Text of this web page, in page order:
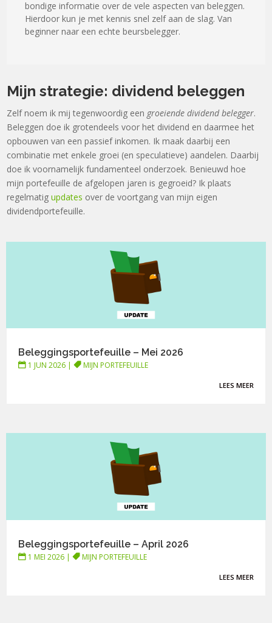
bondige informatie over de vele aspecten van beleggen.
Hierdoor kun je met kennis snel zelf aan de slag. Van
beginner naar een echte beursbelegger.
Mijn strategie: dividend beleggen
Zelf noem ik mij tegenwoordig een groeiende dividend belegger.
Beleggen doe ik grotendeels voor het dividend en daarmee het
opbouwen van een passief inkomen. Ik maak daarbij een
combinatie met enkele groei (en speculatieve) aandelen. Daarbij
doe ik voornamelijk fundamenteel onderzoek. Benieuwd hoe
mijn portefeuille de afgelopen jaren is gegroeid? Ik plaats
regelmatigupdates over de voortgang van mijn eigen
dividendportefeuille.
Beleggingsportefeuille – Mei 2026
1 JUN 2026 | MIJN PORTEFEUILLE
LEES MEER
Beleggingsportefeuille – April 2026
1 MEI 2026 | MIJN PORTEFEUILLE
LEES MEER